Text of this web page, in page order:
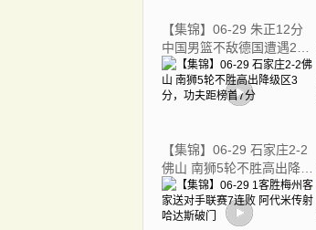
【集锦】06-29 朱正12分
中国男篮不敌德国遭遇2连
败
【集锦】06-29 石家庄2-2
佛山 南狮5轮不胜高出降级
区3分，功夫距榜首7分